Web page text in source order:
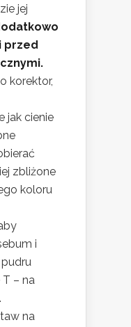
jej
przed
korektor,
jak cienie
zbliżone
koloru
i
– na
na